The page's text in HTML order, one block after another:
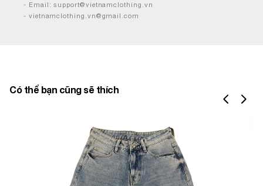
- Email: support@vietnamclothing.vn
- vietnamclothing.vn@gmail.com
Có thể bạn cũng sẽ thích